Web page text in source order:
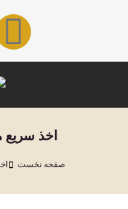
اخذ
صفحه نخست